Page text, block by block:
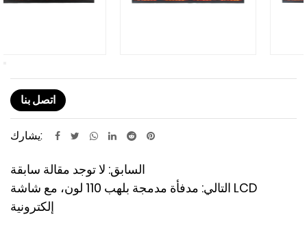
اتصل بنا
يشارك:
السابق: لا توجد مقالة سابقة
التالي: مدفأة مدمجة بلهب 110 لون، مع شاشة LCD
إلكترونية